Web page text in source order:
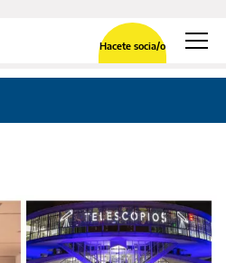
Hacete socia/o